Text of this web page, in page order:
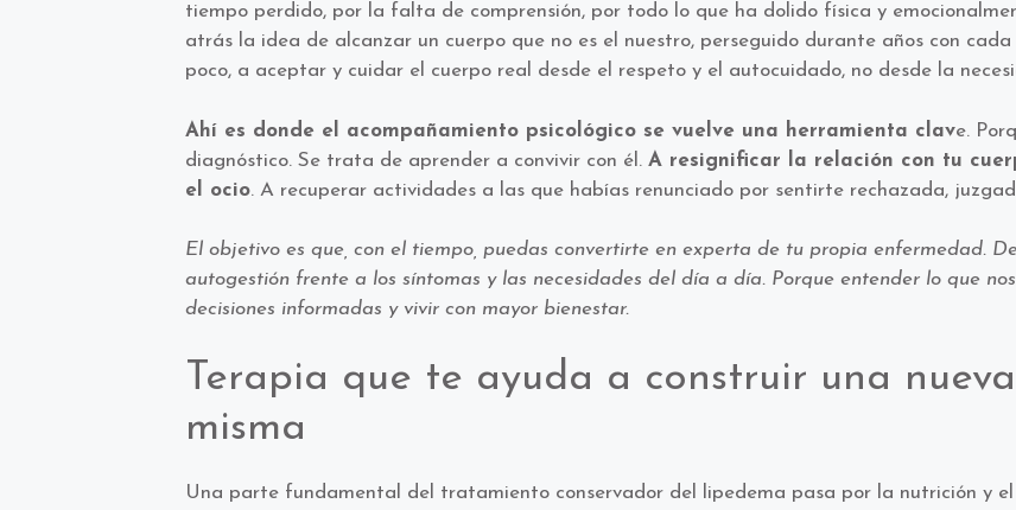
tiempo perdido, por la falta de comprensión, por todo lo que ha dolido física y
atrás la idea de alcanzar un cuerpo que no es el nuestro, perseguido durante años con
poco, a aceptar y cuidar el cuerpo real desde el respeto y el autocuidado, no desde la
Ahí es donde el acompañamiento psicológico se vuelve una herramienta clave.
diagnóstico. Se trata de aprender a convivir con él. A resignificar la relación con tu
el ocio. A recuperar actividades a las que habías renunciado por sentirte rechazada,
El objetivo es que, con el tiempo, puedas convertirte en experta de tu propia enfermedad.
autogestión frente a los síntomas y las necesidades del día a día. Porque entender lo que
decisiones informadas y vivir con mayor bienestar.
Terapia que te ayuda a construir una
misma
Una parte fundamental del tratamiento conservador del lipedema pasa por la nutrición y el